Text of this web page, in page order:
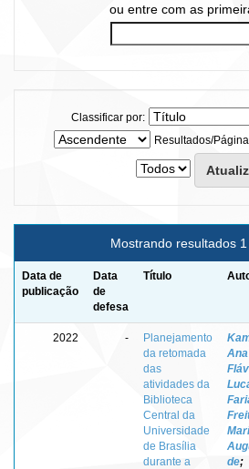
ou entre com as
Classificar por:
Resultados/Página
Mostrando resultados 1
Data de
publicação
Data
de
defesa
Título
2022 -
Planejamento
da retomada
das
atividades da
Biblioteca
Central da
Universidade
de Brasília
durante a
Ana
de;